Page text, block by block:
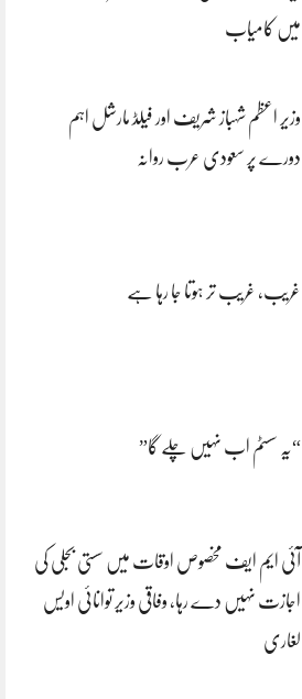
میں کامیاب
وزیر اعظم شہباز شریف اور فیلڈ مارشل اہم
دورے پر سعودی عرب روانہ
غریب، غریب تر ہوتا جا رہا ہے
“یہ سسٹم اب نہیں چلے گا”
آئی ایم ایف مخصوص اوقات میں سستی بجلی کی
اجازت نہیں دے رہا، وفاقی وزیر توانائی اویس
لغاری